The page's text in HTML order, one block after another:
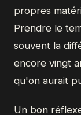
propres
Prendre le
souvent la
encore vingt
qu'on aurait
Un bon